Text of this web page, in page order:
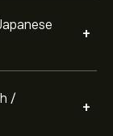
+
/
+
kupić. Możesz
po określonej